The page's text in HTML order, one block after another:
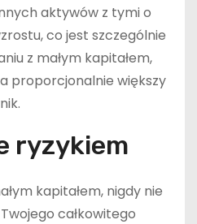
aktywów z tymi o
co jest szczególnie
z małym kapitałem,
proporcjonalnie większy
ryzykiem
kapitałem, nigdy nie
całkowitego